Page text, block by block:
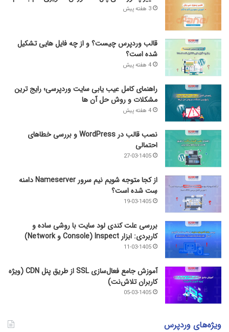
3 هفته پیش
قالب وردپرس چیست؟ و از چه فایل­ هایی تشکیل
شده است؟
4 هفته پیش
راهنمای کامل عیب‌ یابی سایت وردپرسی؛ رایج‌ ترین
مشکلات و روش حل آن‌ ها
4 هفته پیش
نصب قالب در WordPress و بررسی خطاهای
احتمالی
27-03-1405
از کجا متوجه شویم نیم ‌سرور Nameserver دامنه
سِت شده است؟
19-03-1405
بررسی علت کندی لود سایت با روشی ساده و
کاربردی: ابزار Inspect (Console و Network)
11-03-1405
آموزش جامع فعال‌سازی SSL از طریق پنل CDN (ویژه
کاربران تلاش‌نت)
05-03-1405
ویژه‌های وردپرس